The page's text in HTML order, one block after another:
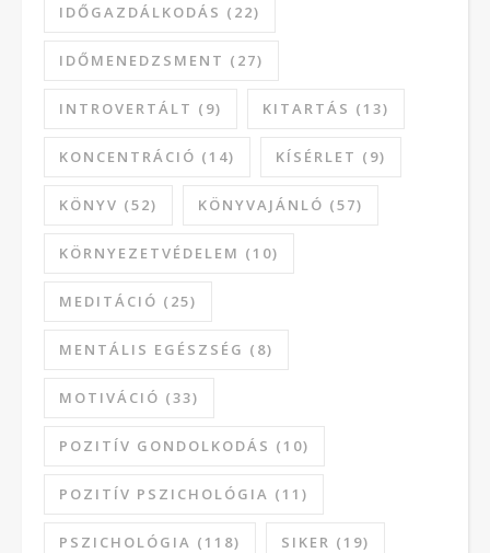
IDŐGAZDÁLKODÁS (22)
IDŐMENEDZSMENT (27)
INTROVERTÁLT (9) KITARTÁS (13)
KONCENTRÁCIÓ (14) KÍSÉRLET (9)
KÖNYV (52) KÖNYVAJÁNLÓ (57)
KÖRNYEZETVÉDELEM (10)
MEDITÁCIÓ (25)
MENTÁLIS EGÉSZSÉG (8)
MOTIVÁCIÓ (33)
POZITÍV GONDOLKODÁS (10)
POZITÍV PSZICHOLÓGIA (11)
PSZICHOLÓGIA (118) SIKER (19)